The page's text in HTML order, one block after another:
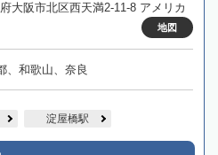
大阪市北区西天満2-11-8 アメリカ
地図
、和歌山、奈良
淀屋橋駅